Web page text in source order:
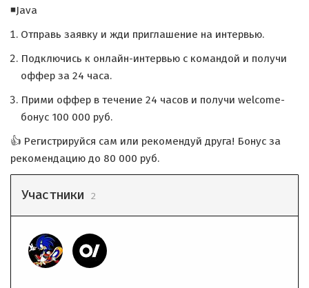
◾Java
Отправь заявку и жди приглашение на интервью.
Подключись к онлайн-интервью с командой и получи
оффер за 24 часа.
Прими оффер в течение 24 часов и получи welcome-
бонус 100 000 руб.
👍 Регистрируйся сам или рекомендуй друга! Бонус за
рекомендацию до 80 000 руб.
Участники 2